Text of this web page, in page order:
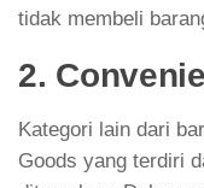
tidak membeli
2.
Kategori lain dari
Goods yang terdiri